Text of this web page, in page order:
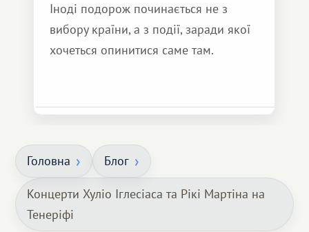
Іноді подорож починається не з
вибору країни, а з події, заради якої
хочеться опинитися саме там.
Головна Блог
Концерти Хуліо Іглесіаса та Рікі Мартіна на
Тенеріфі